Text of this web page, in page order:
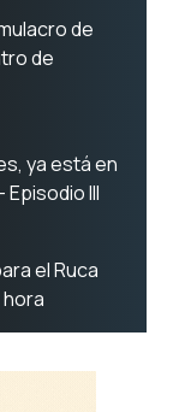
de
de
ya está en
III
el Ruca